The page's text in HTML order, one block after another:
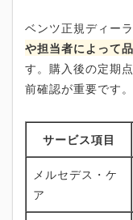
ベンツ正規ディー
や担当者によって
す。購入後の定期
前確認が重要です。
サービス項目
メルセデス・ケ
ア